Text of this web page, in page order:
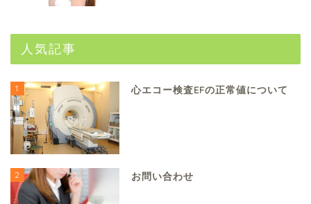
人気記事
1 心エコー検査EFの正常値について
2 お問い合わせ